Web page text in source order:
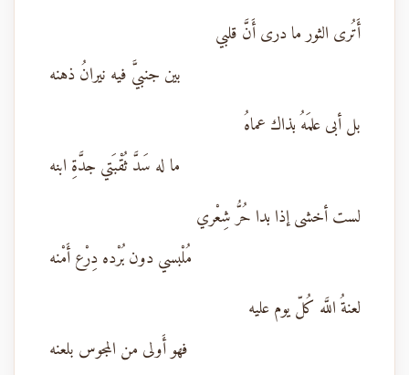
أَتُرى الثور ما درى أَنَّ قلبي
بين جنبيَّ فيه نيرانُ ذهنه
بل أبى علمَهُ بذاك عماهُ
ما له سَدَّ ثُقْبَتي جدَّةِ ابنه
لست أخشى إذا بدا حُرُّ شِعْري
مُلْبسي دون بُرْده دِرْع أَمْنه
لعنةُ اللَّه كُلّ يوم عليه
فهو أَولى من المجوس بلعنه